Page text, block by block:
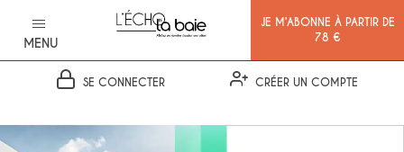
MENU
JE M’ABONNE À PARTIR DE
78 €
SE CONNECTER CRÉER UN COMPTE